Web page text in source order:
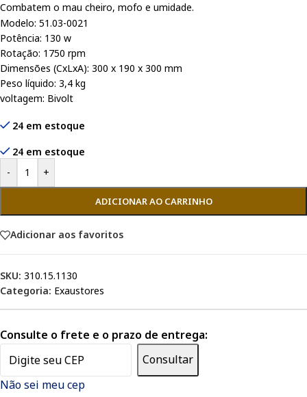
Combatem o mau cheiro, mofo e umidade.
Modelo: 51.03-0021
Potência: 130 w
Rotação: 1750 rpm
Dimensões (CxLxA): 300 x 190 x 300 mm
Peso líquido: 3,4 kg
voltagem: Bivolt
24 em estoque
24 em estoque
-
+
ADICIONAR AO CARRINHO
Adicionar aos favoritos
SKU: 310.15.1130
Categoria: Exaustores
Consulte o frete e o prazo de entrega:
Consultar
Não sei meu cep